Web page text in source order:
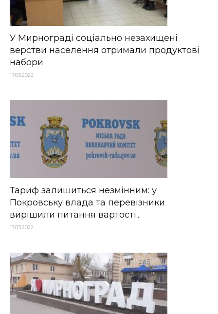
У Мирнограді соціально незахищені
верстви населення отримали продуктові
набори
17.03.2022
Тариф залишиться незмінним: у
Покровську влада та перевізники
вирішили питання вартості...
17.03.2022